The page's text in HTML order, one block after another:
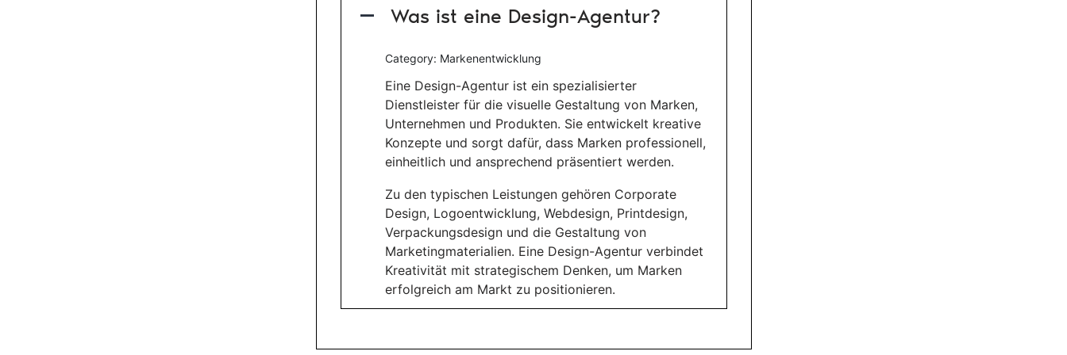
A Was ist eine Design-Agentur?
Category: Markenentwicklung
Eine Design-Agentur ist ein spezialisierter
Dienstleister für die visuelle Gestaltung von Marken,
Unternehmen und Produkten. Sie entwickelt kreative
Konzepte und sorgt dafür, dass Marken professionell,
einheitlich und ansprechend präsentiert werden.
Zu den typischen Leistungen gehören Corporate
Design, Logoentwicklung, Webdesign, Printdesign,
Verpackungsdesign und die Gestaltung von
Marketingmaterialien. Eine Design-Agentur verbindet
Kreativität mit strategischem Denken, um Marken
erfolgreich am Markt zu positionieren.